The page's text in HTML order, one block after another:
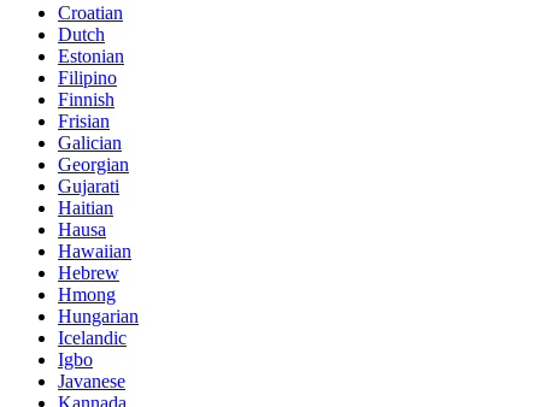
Croatian
Dutch
Estonian
Filipino
Finnish
Frisian
Galician
Georgian
Gujarati
Haitian
Hausa
Hawaiian
Hebrew
Hmong
Hungarian
Icelandic
Igbo
Javanese
Kannada